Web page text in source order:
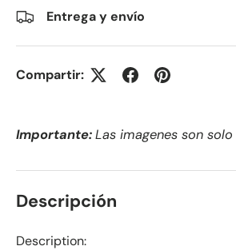
Entrega y envío
Compartir:
Importante:Las imagenes son
Descripción
Description: